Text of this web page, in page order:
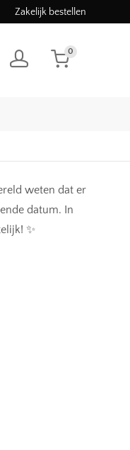
Zakelijk bestellen
0
weten dat er
datum. In
✨